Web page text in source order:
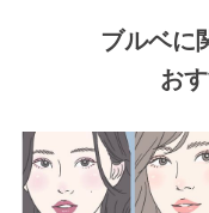
ブルベに
お